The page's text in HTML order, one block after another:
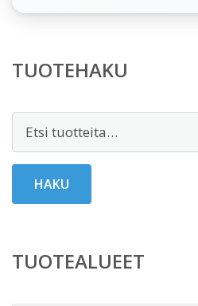
TUOTEHAKU
Etsi:
HAKU
TUOTEALUEET